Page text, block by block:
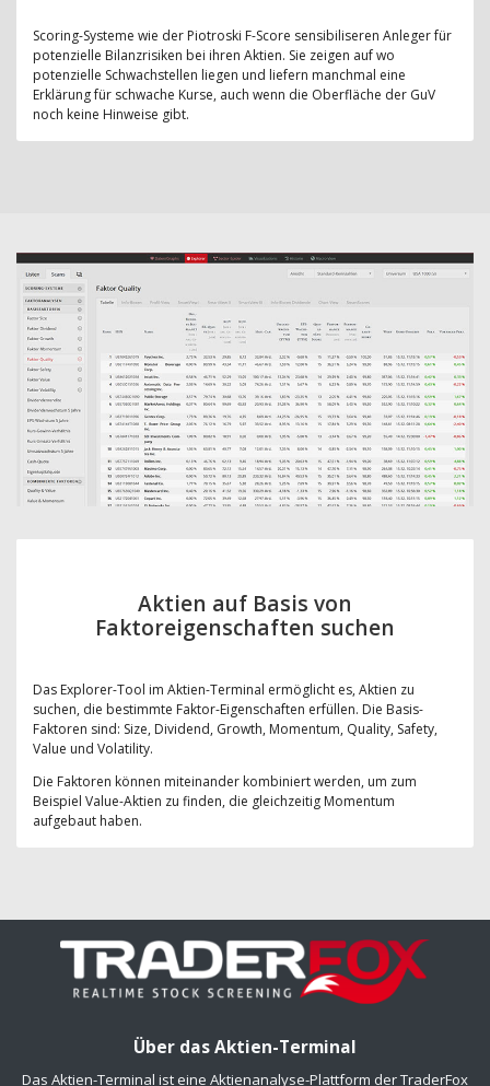
Scoring-Systeme wie der Piotroski F-Score sensibiliseren Anleger für
potenzielle Bilanzrisiken bei ihren Aktien. Sie zeigen auf wo
potenzielle Schwachstellen liegen und liefern manchmal eine
Erklärung für schwache Kurse, auch wenn die Oberfläche der GuV
noch keine Hinweise gibt.
Aktien auf Basis von
Faktoreigenschaften suchen
Das Explorer-Tool im Aktien-Terminal ermöglicht es, Aktien zu
suchen, die bestimmte Faktor-Eigenschaften erfüllen. Die Basis-
Faktoren sind: Size, Dividend, Growth, Momentum, Quality, Safety,
Value und Volatility.
Die Faktoren können miteinander kombiniert werden, um zum
Beispiel Value-Aktien zu finden, die gleichzeitig Momentum
aufgebaut haben.
Über das Aktien-Terminal
Das Aktien-Terminal ist eine Aktienanalyse-Plattform der TraderFox